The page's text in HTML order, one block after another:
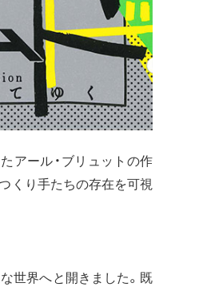
アール・ブリュットの作
くり手たちの存在を可視
世界へと開きました。既